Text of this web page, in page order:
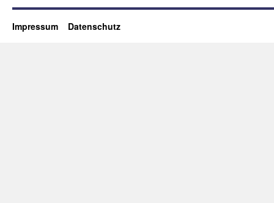
Impressum Datenschutz